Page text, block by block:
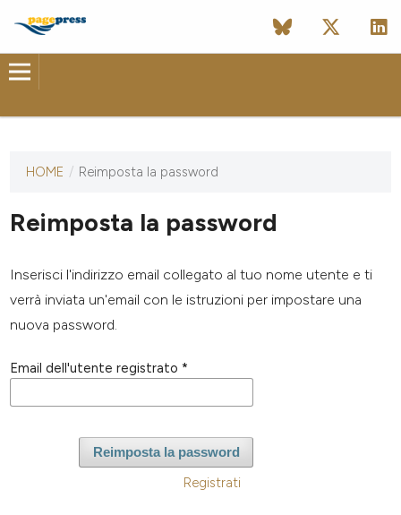
Questa
ha ancora
pubblicato
numero.
HOME / Reimposta la password
Reimposta la password
Inserisci l'indirizzo email collegato al tuo nome utente e ti
verrà inviata un'email con le istruzioni per impostare una
nuova password.
Email dell'utente registrato*
Reimposta la password
Registrati